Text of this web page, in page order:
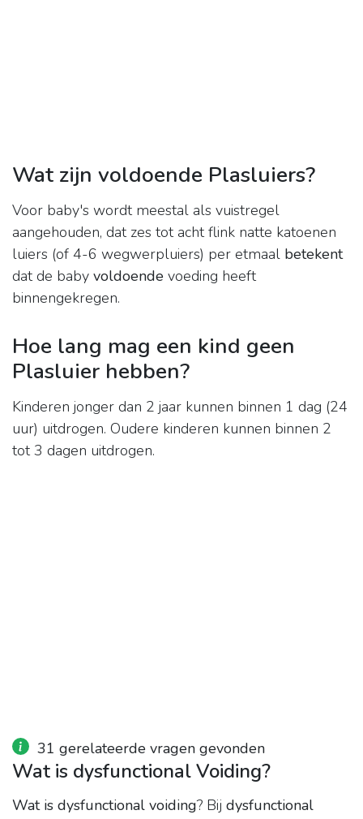
Wat zijn voldoende Plasluiers?
Voor baby's wordt meestal als vuistregel
aangehouden, dat zes tot acht flink natte katoenen
luiers (of 4-6 wegwerpluiers) per etmaal betekent
dat de baby voldoende voeding heeft
binnengekregen.
Hoe lang mag een kind geen
Plasluier hebben?
Kinderen jonger dan 2 jaar kunnen binnen 1 dag (24
uur) uitdrogen. Oudere kinderen kunnen binnen 2
tot 3 dagen uitdrogen.
31 gerelateerde vragen gevonden
Wat is dysfunctional Voiding?
Wat is dysfunctional voiding? Bij dysfunctional